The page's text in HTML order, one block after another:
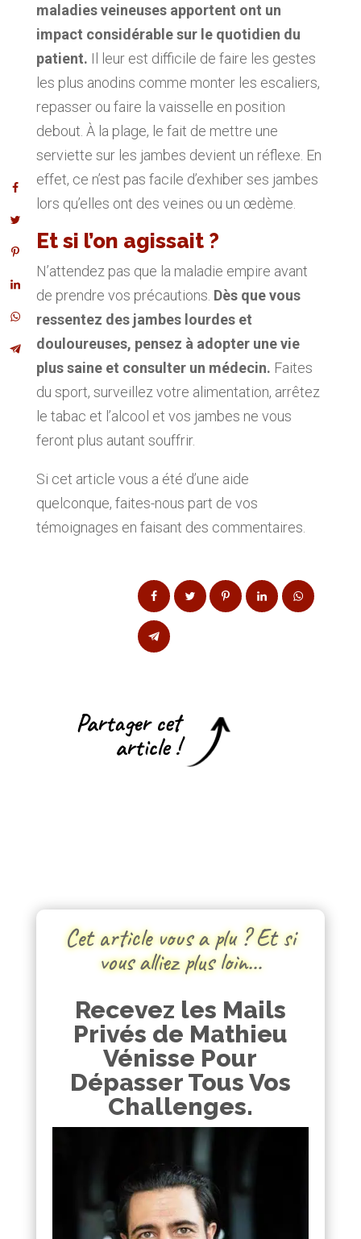
maladies veineuses apportent ont un
impact considérable sur le quotidien du
patient. Il leur est difficile de faire les gestes
les plus anodins comme monter les escaliers,
repasser ou faire la vaisselle en position
debout. À la plage, le fait de mettre une
serviette sur les jambes devient un réflexe. En
effet, ce n’est pas facile d’exhiber ses jambes
lors qu’elles ont des veines ou un œdème.
Et si l’on agissait ?
N’attendez pas que la maladie empire avant
de prendre vos précautions. Dès que vous
ressentez des jambes lourdes et
douloureuses, pensez à adopter une vie
plus saine et consulter un médecin. Faites
du sport, surveillez votre alimentation, arrêtez
le tabac et l’alcool et vos jambes ne vous
feront plus autant souffrir.
Si cet article vous a été d’une aide
quelconque, faites-nous part de vos
témoignages en faisant des commentaires.
Partager cet
article !
Cet article vous a plu ? Et si
vous alliez plus loin…
Recevez les Mails
Privés de Mathieu
Vénisse Pour
Dépasser Tous Vos
Challenges.